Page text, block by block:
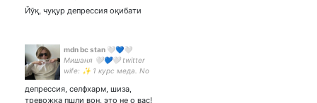
класса, тренер права,
Йўқ, чуқур депрессия оқибати
mdn bc stan 🤍💙🤍
Мишаня 🤍💙🤍 twitter
wife: ✨ 1 курс меда. No
#blindchannel🤍🇫🇮
депрессия, селфхарм, шиза,
тревожка пшли вон, это не о вас!